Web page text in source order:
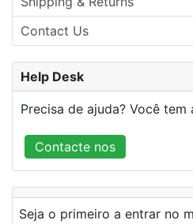
Contact Us
Help Desk
Precisa de ajuda? Você tem
Contacte nos
Seja o primeiro a entrar no